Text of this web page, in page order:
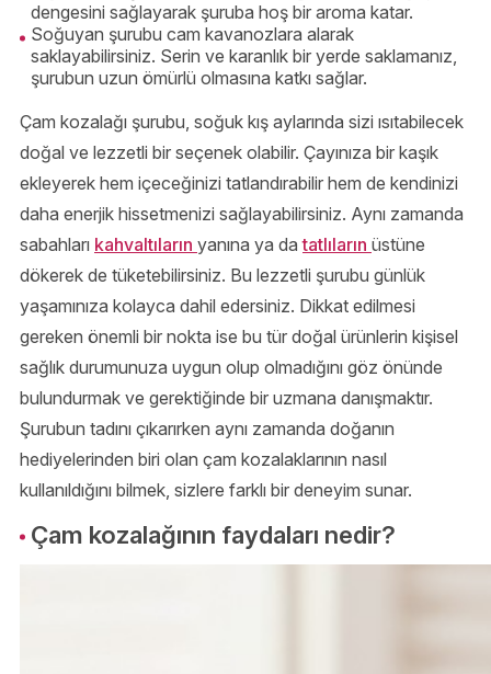
dengesini sağlayarak şuruba hoş bir aroma katar.
Soğuyan şurubu cam kavanozlara alarak
saklayabilirsiniz. Serin ve karanlık bir yerde saklamanız,
şurubun uzun ömürlü olmasına katkı sağlar.
Çam kozalağı şurubu, soğuk kış aylarında sizi ısıtabilecek
doğal ve lezzetli bir seçenek olabilir. Çayınıza bir kaşık
ekleyerek hem içeceğinizi tatlandırabilir hem de kendinizi
daha enerjik hissetmenizi sağlayabilirsiniz. Aynı zamanda
sabahları kahvaltıların yanına ya datatlıların üstüne
dökerek de tüketebilirsiniz. Bu lezzetli şurubu günlük
yaşamınıza kolayca dahil edersiniz. Dikkat edilmesi
gereken önemli bir nokta ise bu tür doğal ürünlerin kişisel
sağlık durumunuza uygun olup olmadığını göz önünde
bulundurmak ve gerektiğinde bir uzmana danışmaktır.
Şurubun tadını çıkarırken aynı zamanda doğanın
hediyelerinden biri olan çam kozalaklarının nasıl
kullanıldığını bilmek, sizlere farklı bir deneyim sunar.
Çam kozalağının faydaları nedir?